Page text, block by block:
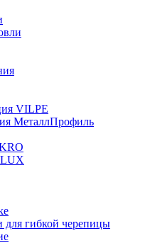
VILPE
МеталлПрофиль
для гибкой черепицы